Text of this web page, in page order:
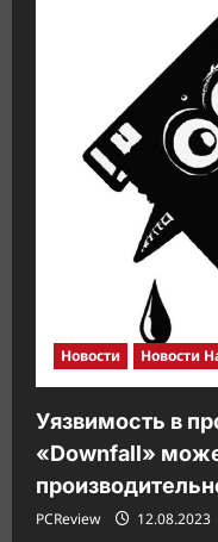
7
Новости Новости
Уязвимость в
«Downfall»
PCReview 12.08.2023